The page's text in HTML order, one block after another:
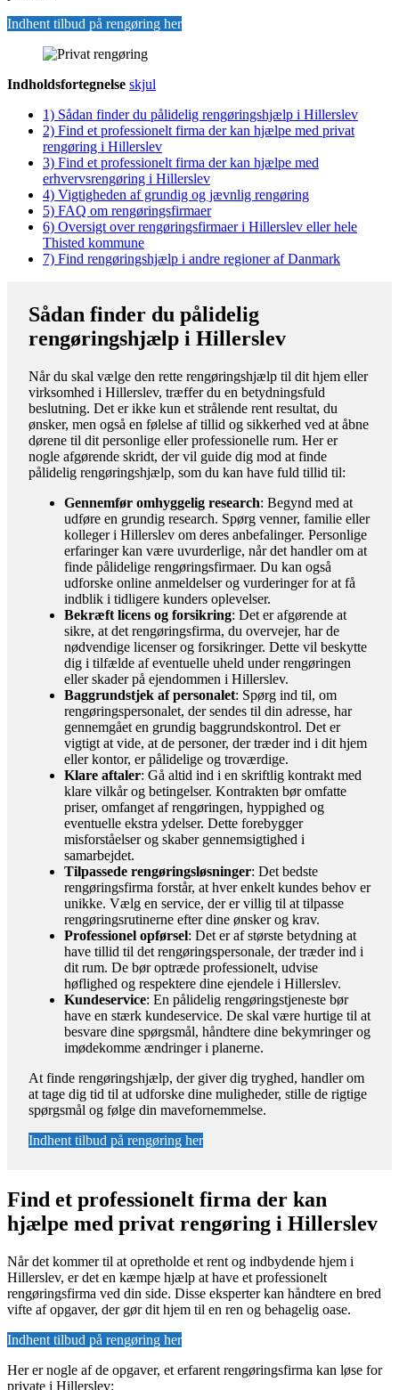
Indhent tilbud på rengøring her
Indholdsfortegnelse skjul
1) Sådan finder du pålidelig rengøringshjælp i Hillerslev
2) Find et professionelt firma der kan hjælpe med privat
rengøring i Hillerslev
3) Find et professionelt firma der kan hjælpe med
erhvervsrengøring i Hillerslev
4) Vigtigheden af grundig og jævnlig rengøring
5) FAQ om rengøringsfirmaer
6) Oversigt over rengøringsfirmaer i Hillerslev eller hele
Thisted kommune
7) Find rengøringshjælp i andre regioner af Danmark
Sådan finder du pålidelig
rengøringshjælp i Hillerslev
Når du skal vælge den rette rengøringshjælp til dit hjem eller
virksomhed i Hillerslev, træffer du en betydningsfuld
beslutning. Det er ikke kun et strålende rent resultat, du
ønsker, men også en følelse af tillid og sikkerhed ved at åbne
dørene til dit personlige eller professionelle rum. Her er
nogle afgørende skridt, der vil guide dig mod at finde
pålidelig rengøringshjælp, som du kan have fuld tillid til:
Gennemfør omhyggelig research: Begynd med at
udføre en grundig research. Spørg venner, familie eller
kolleger i Hillerslev om deres anbefalinger. Personlige
erfaringer kan være uvurderlige, når det handler om at
finde pålidelige rengøringsfirmaer. Du kan også
udforske online anmeldelser og vurderinger for at få
indblik i tidligere kunders oplevelser.
Bekræft licens og forsikring: Det er afgørende at
sikre, at det rengøringsfirma, du overvejer, har de
nødvendige licenser og forsikringer. Dette vil beskytte
dig i tilfælde af eventuelle uheld under rengøringen
eller skader på ejendommen i Hillerslev.
Baggrundstjek af personalet: Spørg ind til, om
rengøringspersonalet, der sendes til din adresse, har
gennemgået en grundig baggrundskontrol. Det er
vigtigt at vide, at de personer, der træder ind i dit hjem
eller kontor, er pålidelige og troværdige.
Klare aftaler: Gå altid ind i en skriftlig kontrakt med
klare vilkår og betingelser. Kontrakten bør omfatte
priser, omfanget af rengøringen, hyppighed og
eventuelle ekstra ydelser. Dette forebygger
misforståelser og skaber gennemsigtighed i
samarbejdet.
Tilpassede rengøringsløsninger: Det bedste
rengøringsfirma forstår, at hver enkelt kundes behov er
unikke. Vælg en service, der er villig til at tilpasse
rengøringsrutinerne efter dine ønsker og krav.
Professionel opførsel: Det er af største betydning at
have tillid til det rengøringspersonale, der træder ind i
dit rum. De bør optræde professionelt, udvise
høflighed og respektere dine ejendele i Hillerslev.
Kundeservice: En pålidelig rengøringstjeneste bør
have en stærk kundeservice. De skal være hurtige til at
besvare dine spørgsmål, håndtere dine bekymringer og
imødekomme ændringer i planerne.
At finde rengøringshjælp, der giver dig tryghed, handler om
at tage dig tid til at udforske dine muligheder, stille de rigtige
spørgsmål og følge din mavefornemmelse.
Indhent tilbud på rengøring her
Find et professionelt firma der kan
hjælpe med privat rengøring i Hillerslev
Når det kommer til at opretholde et rent og indbydende hjem i
Hillerslev, er det en kæmpe hjælp at have et professionelt
rengøringsfirma ved din side. Disse eksperter kan håndtere en bred
vifte af opgaver, der gør dit hjem til en ren og behagelig oase.
Indhent tilbud på rengøring her
Her er nogle af de opgaver, et erfarent rengøringsfirma kan løse for
private i Hillerslev: